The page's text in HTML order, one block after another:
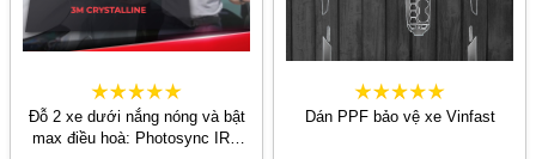
Đỗ 2 xe dưới nắng nóng và bật
max điều hoà: Photosync IRD
Dán PPF bảo vệ xe Vinfast